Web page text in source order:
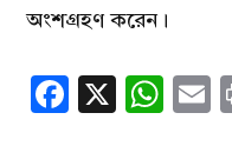
অংশগ্রহণ করেন।
Facebook
X